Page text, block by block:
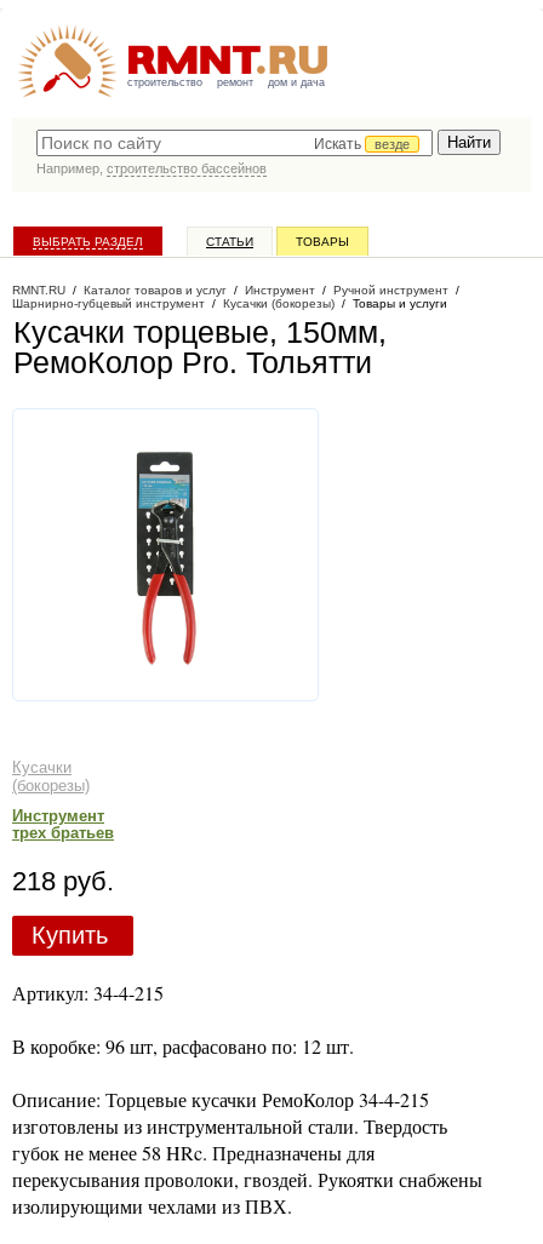
строительство ремонт дом и дача
Искать
везде
Например, строительство бассейнов
ВЫБРАТЬ РАЗДЕЛ СТАТЬИ ТОВАРЫ
RMNT.RU / Каталог товаров и услуг / Инструмент / Ручной инструмент /
Шарнирно-губцевый инструмент / Кусачки (бокорезы) / Товары и услуги
Кусачки торцевые, 150мм,
РемоКолор Pro. Тольятти
Кусачки
(бокорезы)
Инструмент
трех братьев
218 руб.
Купить
Артикул: 34-4-215
В коробке: 96 шт, расфасовано по: 12 шт.
Описание: Торцевые кусачки РемоКолор 34-4-215
изготовлены из инструментальной стали. Твердость
губок не менее 58 HRc. Предназначены для
перекусывания проволоки, гвоздей. Рукоятки снабжены
изолирующими чехлами из ПВХ.